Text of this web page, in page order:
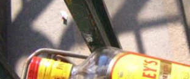
zdrowia — czas zacząć mówić o